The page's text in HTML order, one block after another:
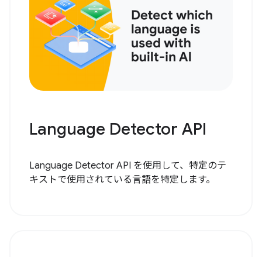
Language Detector API
Language Detector API を使用して、特定のテ
キストで使用されている言語を特定します。